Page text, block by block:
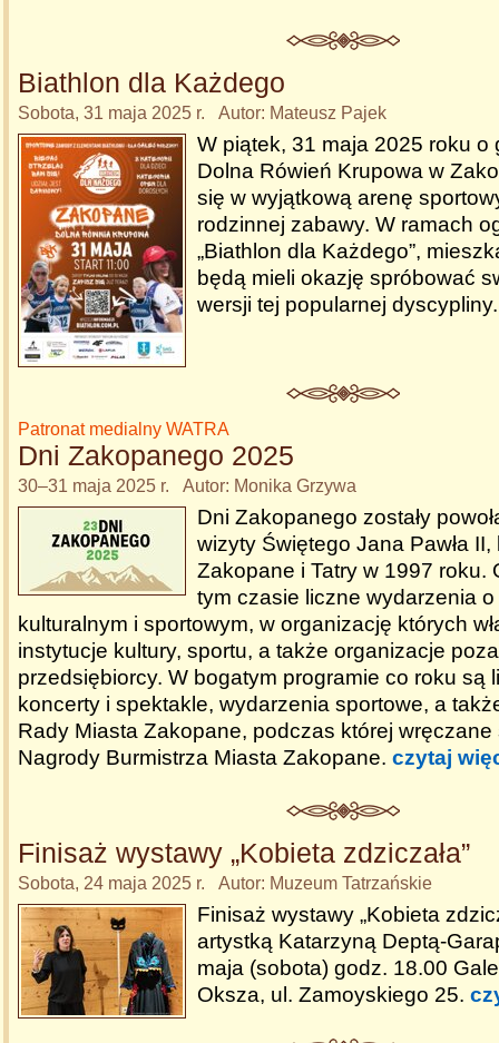
Biathlon dla Każdego
Sobota, 31 maja 2025 r. Autor: Mateusz Pajek
W piątek, 31 maja 2025 roku o
Dolna Rówień Krupowa w
się w wyjątkową arenę
rodzinnej zabawy. W ramach
„Biathlon dla Każdego”,
będą mieli okazję spróbować
wersji tej popularnej
Patronat medialny WATRA
Dni Zakopanego 2025
30–31 maja 2025 r. Autor: Monika Grzywa
Dni Zakopanego zostały
wizyty Świętego Jana Pawła II,
Zakopane i Tatry w 1997 roku.
tym czasie liczne wydarzenia
kulturalnym i sportowym, w organizację których
instytucje kultury, sportu, a także organizacje
przedsiębiorcy. W bogatym programie co roku są
koncerty i spektakle, wydarzenia sportowe, a
Rady Miasta Zakopane, podczas której
Nagrody Burmistrza Miasta Zakopane. czytaj
Finisaż wystawy „Kobieta zdziczała”
Sobota, 24 maja 2025 r. Autor: Muzeum Tatrzańskie
Finisaż wystawy „Kobieta
artystką Katarzyną Deptą-
maja (sobota) godz. 18.00
Oksza, ul. Zamoyskiego 25.